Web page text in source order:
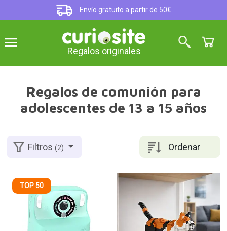
Envío gratuito a partir de 50€
Regalos originales
Regalos de comunión para
adolescentes de 13 a 15 años
Ordenar
Filtros(2)
TOP 50